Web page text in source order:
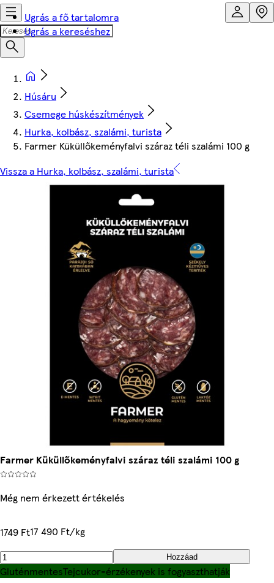
Ugrás a fő tartalomra
Ugrás a kereséshez
Húsáru
Csemege húskészítmények
Hurka, kolbász, szalámi, turista
Farmer Küküllőkeményfalvi száraz téli szalámi 100 g
Vissza a Hurka, kolbász, szalámi, turista
Farmer Küküllőkeményfalvi száraz téli szalámi 100 g
Még nem érkezett értékelés
1749 Ft17 490 Ft/kg
Hozzáad
GluténmentesTejcukor-érzékenyek is fogyaszthatják